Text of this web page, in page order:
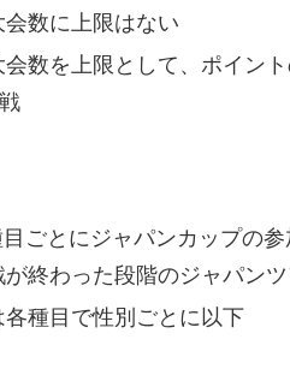
数に上限はない
数を上限として、ポイン
ごとにジャパンカップの
終わった段階のジャパン
種目で性別ごとに以下